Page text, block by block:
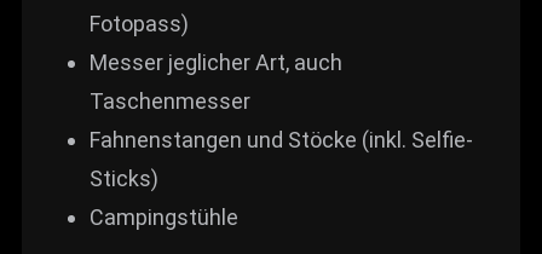
Fotopass)
Messer jeglicher Art, auch
Taschenmesser
Fahnenstangen und Stöcke (inkl. Selfie-
Sticks)
Campingstühle